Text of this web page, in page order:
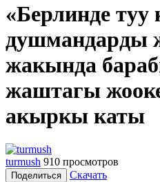
«Берлинде туу
душмандарды
жакында
жаштагы
акыркы каты
turmush 910 просмотров
Поделиться
Скачать